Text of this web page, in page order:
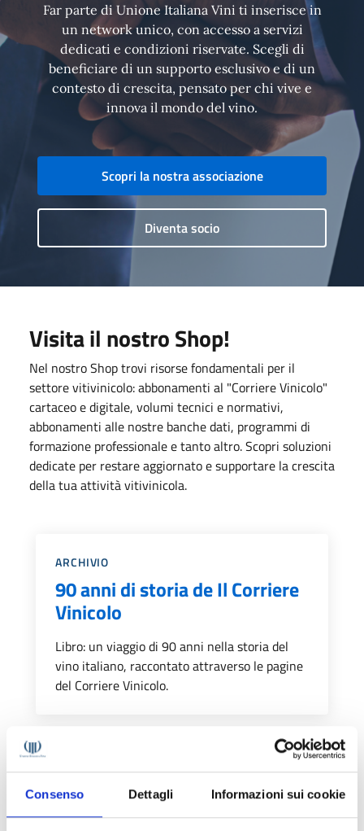
Consenso Dettagli Informazioni sui cookie
Far parte di Unione Italiana Vini ti inserisce in
un network unico, con accesso a servizi
dedicati e condizioni riservate. Scegli di
beneficiare di un supporto esclusivo e di un
contesto di crescita, pensato per chi vive e
innova il mondo del vino.
Scopri la nostra associazione
Diventa socio
Visita il nostro Shop!
Nel nostro Shop trovi risorse fondamentali per il
settore vitivinicolo: abbonamenti al "Corriere Vinicolo"
cartaceo e digitale, volumi tecnici e normativi,
abbonamenti alle nostre banche dati, programmi di
formazione professionale e tanto altro. Scopri soluzioni
dedicate per restare aggiornato e supportare la crescita
della tua attività vitivinicola.
Categoria::
ARCHIVIO
90 anni di storia de Il Corriere
Vinicolo
Libro: un viaggio di 90 anni nella storia del
vino italiano, raccontato attraverso le pagine
del Corriere Vinicolo.
Abbonamento a Il Corriere
Vinicolo digitale (1 anno)